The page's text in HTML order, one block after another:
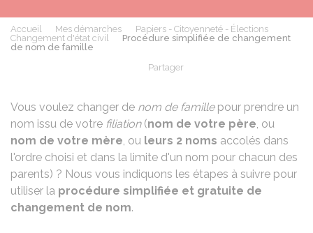
Accueil Mes démarches
Papiers - Citoyenneté - Élections
Changement d'état civil
Procédure simplifiée de changement
de nom de famille
Partager
Vous voulez changer de nom de famillepour prendre un
nom issu de votre filiation(nom de votre père, ou
nom de votre mère, ou leurs 2 noms accolés dans
l'ordre choisi et dans la limite d'un nom pour chacun des
parents) ? Nous vous indiquons les étapes à suivre pour
utiliser la procédure simplifiée et gratuite de
changement de nom.